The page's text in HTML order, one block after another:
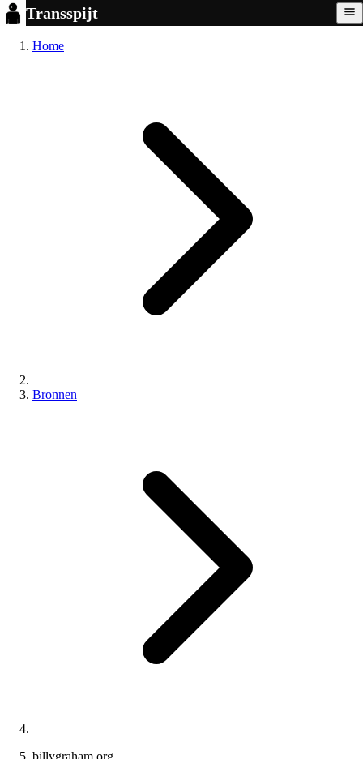
Transspijt
Home
Bronnen
billygraham.org